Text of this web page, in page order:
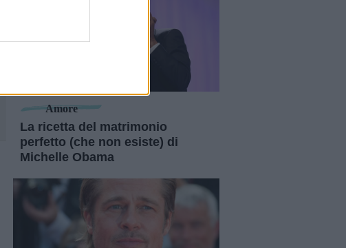
Amore
La ricetta del matrimonio
perfetto (che non esiste) di
Michelle Obama